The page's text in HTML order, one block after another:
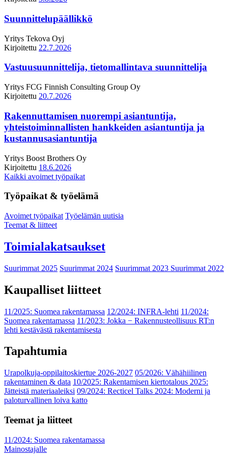
Suunnittelupäällikkö
Yritys Tekova Oyj
Kirjoitettu 22.7.2026
Vastuusuunnittelija, tietomallintava suunnittelija
Yritys FCG Finnish Consulting Group Oy
Kirjoitettu 20.7.2026
Rakennuttamisen nuorempi asiantuntija,
yhteistoiminnallisten hankkeiden asiantuntija ja
kustannusasiantuntija
Yritys Boost Brothers Oy
Kirjoitettu 18.6.2026
Kaikki avoimet työpaikat
Työpaikat & työelämä
Avoimet työpaikat Työelämän uutisia
Teemat & liitteet
Toimialakatsaukset
Suurimmat 2025 Suurimmat 2024 Suurimmat 2023 Suurimmat 2022
Kaupalliset liitteet
11/2025: Suomea rakentamassa 12/2024: INFRA-lehti 11/2024:
Suomea rakentamassa 11/2023: Jokka − Rakennusteollisuus RT:n
lehti kestävästä rakentamisesta
Tapahtumia
Urapolkuja-oppilaitoskiertue 2026-2027 05/2026: Vähähiilinen
rakentaminen & data 10/2025: Rakentamisen kiertotalous 2025:
Jätteistä materiaaleiksi 09/2024: Recticel Talks 2024: Moderni ja
paloturvallinen loiva katto
Teemat ja liitteet
11/2024: Suomea rakentamassa
Mainostajalle